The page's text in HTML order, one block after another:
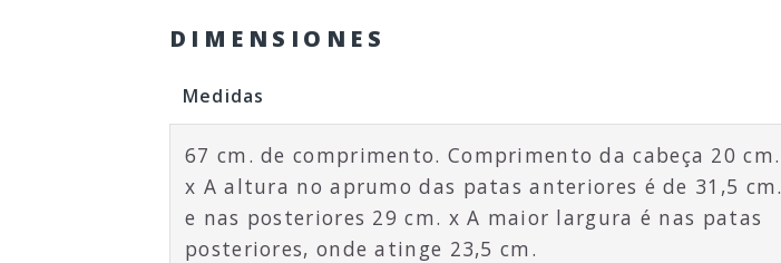
DIMENSIONES
Medidas
67 cm. de comprimento. Comprimento da cabeça 20 cm.
x A altura no aprumo das patas anteriores é de 31,5 cm.
e nas posteriores 29 cm. x A maior largura é nas patas
posteriores, onde atinge 23,5 cm.